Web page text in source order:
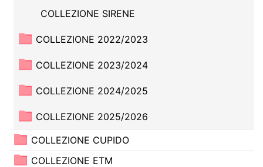
COLLEZIONE SIRENE
COLLEZIONE 2022/2023
COLLEZIONE 2023/2024
COLLEZIONE 2024/2025
COLLEZIONE 2025/2026
COLLEZIONE CUPIDO
COLLEZIONE ETM